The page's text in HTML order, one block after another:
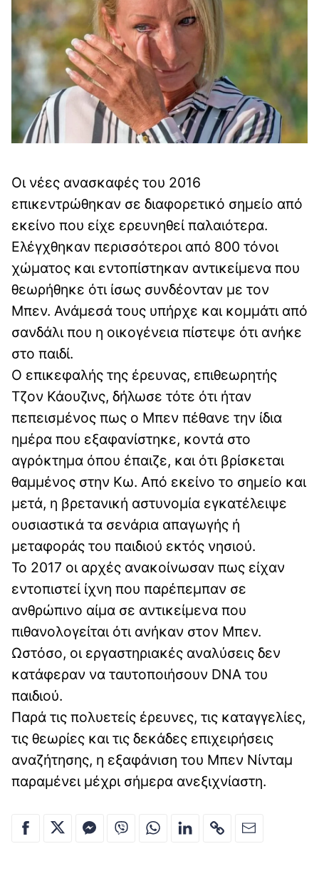
Οι νέες ανασκαφές του 2016
επικεντρώθηκαν σε διαφορετικό σημείο από
εκείνο που είχε ερευνηθεί παλαιότερα.
Ελέγχθηκαν περισσότεροι από 800 τόνοι
χώματος και εντοπίστηκαν αντικείμενα που
θεωρήθηκε ότι ίσως συνδέονταν με τον
Μπεν. Ανάμεσά τους υπήρχε και κομμάτι από
σανδάλι που η οικογένεια πίστεψε ότι ανήκε
στο παιδί.
Ο επικεφαλής της έρευνας, επιθεωρητής
Τζον Κάουζινς, δήλωσε τότε ότι ήταν
πεπεισμένος πως ο Μπεν πέθανε την ίδια
ημέρα που εξαφανίστηκε, κοντά στο
αγρόκτημα όπου έπαιζε, και ότι βρίσκεται
θαμμένος στην Κω. Από εκείνο το σημείο και
μετά, η βρετανική αστυνομία εγκατέλειψε
ουσιαστικά τα σενάρια απαγωγής ή
μεταφοράς του παιδιού εκτός νησιού.
Το 2017 οι αρχές ανακοίνωσαν πως είχαν
εντοπιστεί ίχνη που παρέπεμπαν σε
ανθρώπινο αίμα σε αντικείμενα που
πιθανολογείται ότι ανήκαν στον Μπεν.
Ωστόσο, οι εργαστηριακές αναλύσεις δεν
κατάφεραν να ταυτοποιήσουν DNA του
παιδιού.
Παρά τις πολυετείς έρευνες, τις καταγγελίες,
τις θεωρίες και τις δεκάδες επιχειρήσεις
αναζήτησης, η εξαφάνιση του Μπεν Νίνταμ
παραμένει μέχρι σήμερα ανεξιχνίαστη.